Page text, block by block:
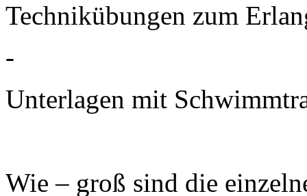
Technikübungen zum
-
Unterlagen mit
Wie – groß sind die